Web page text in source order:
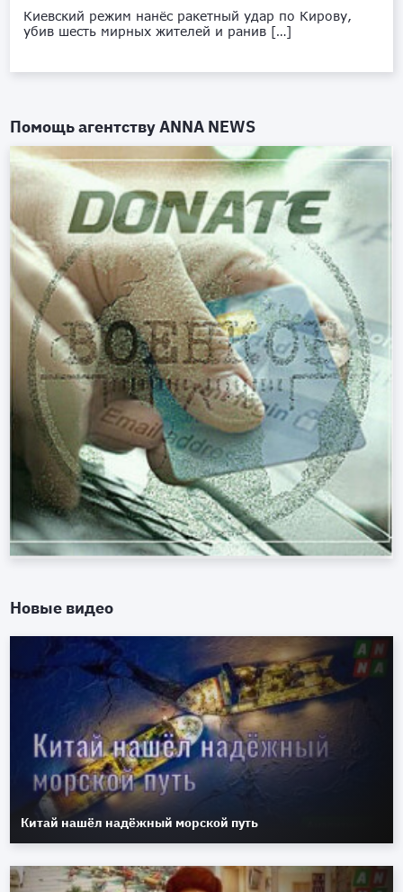
Киевский режим нанёс ракетный удар по Кирову,
убив шесть мирных жителей и ранив […]
Помощь агентствуANNA NEWS
Новые видео
Китай нашёл надёжный морской путь